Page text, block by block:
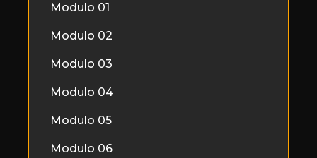
Modulo 01
Modulo 02
Modulo 03
Modulo 04
Modulo 05
Modulo 06